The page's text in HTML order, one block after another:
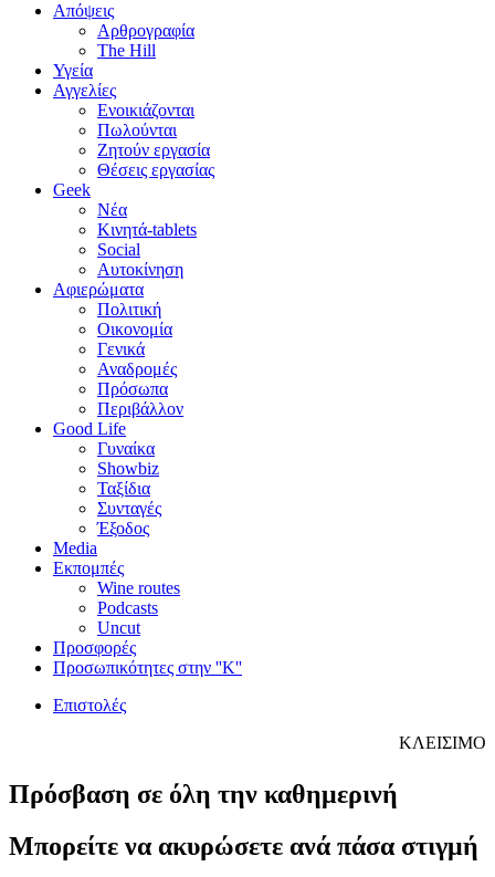
Απόψεις
Αρθρογραφία
The Hill
Υγεία
Αγγελίες
Ενοικιάζονται
Πωλούνται
Ζητούν εργασία
Θέσεις εργασίας
Geek
Νέα
Κινητά-tablets
Social
Αυτοκίνηση
Αφιερώματα
Πολιτική
Οικονομία
Γενικά
Αναδρομές
Πρόσωπα
Περιβάλλον
Good Life
Γυναίκα
Showbiz
Ταξίδια
Συνταγές
Έξοδος
Media
Εκπομπές
Wine routes
Podcasts
Uncut
Προσφορές
Προσωπικότητες στην ''Κ''
Επιστολές
ΚΛΕΙΣΙΜΟ
Πρόσβαση σε όλη την καθημερινή
Μπορείτε να ακυρώσετε ανά πάσα στιγμή